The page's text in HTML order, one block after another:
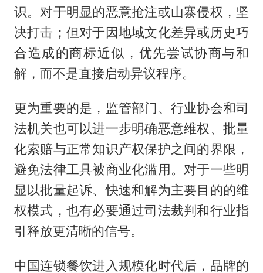
识。对于明显的恶意抢注或山寨侵权，坚
决打击；但对于因地域文化差异或历史巧
合造成的商标近似，优先尝试协商与和
解，而不是直接启动异议程序。
更为重要的是，监管部门、行业协会和司
法机关也可以进一步明确恶意维权、批量
化索赔与正常知识产权保护之间的界限，
避免法律工具被商业化滥用。对于一些明
显以批量起诉、快速和解为主要目的的维
权模式，也有必要通过司法裁判和行业指
引释放更清晰的信号。
中国连锁餐饮进入规模化时代后，品牌的